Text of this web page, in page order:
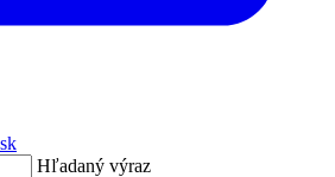
Hľadaný výraz